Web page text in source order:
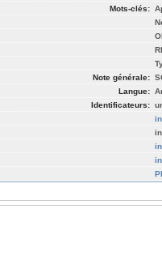
Mots-clés:
Note générale:
Langue:
Identificateurs: